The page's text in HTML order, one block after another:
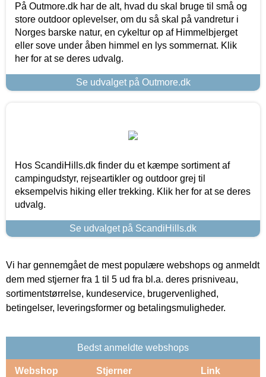
På Outmore.dk har de alt, hvad du skal bruge til små og
store outdoor oplevelser, om du så skal på vandretur i
Norges barske natur, en cykeltur op af Himmelbjerget
eller sove under åben himmel en lys sommernat. Klik
her for at se deres udvalg.
Se udvalget på Outmore.dk
Hos ScandiHills.dk finder du et kæmpe sortiment af
campingudstyr, rejseartikler og outdoor grej til
eksempelvis hiking eller trekking. Klik her for at se deres
udvalg.
Se udvalget på ScandiHills.dk
Vi har gennemgået de mest populære webshops og anmeldt
dem med stjerner fra 1 til 5 ud fra bl.a. deres prisniveau,
sortimentstørrelse, kundeservice, brugervenlighed,
betingelser, leveringsformer og betalingsmuligheder.
Bedst anmeldte webshops
Webshop Stjerner Link